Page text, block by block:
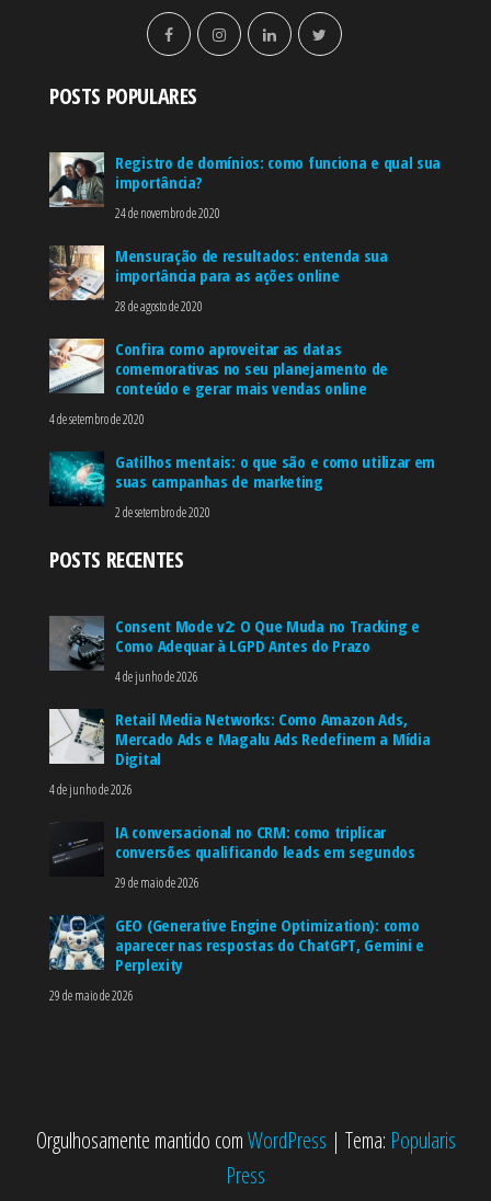
POSTS POPULARES
Registro de domínios: como funciona e qual sua
importância?
24 de novembro de 2020
Mensuração de resultados: entenda sua
importância para as ações online
28 de agosto de 2020
Confira como aproveitar as datas
comemorativas no seu planejamento de
conteúdo e gerar mais vendas online
4 de setembro de 2020
Gatilhos mentais: o que são e como utilizar em
suas campanhas de marketing
2 de setembro de 2020
POSTS RECENTES
Consent Mode v2: O Que Muda no Tracking e
Como Adequar à LGPD Antes do Prazo
4 de junho de 2026
Retail Media Networks: Como Amazon Ads,
Mercado Ads e Magalu Ads Redefinem a Mídia
Digital
4 de junho de 2026
IA conversacional no CRM: como triplicar
conversões qualificando leads em segundos
29 de maio de 2026
GEO (Generative Engine Optimization): como
aparecer nas respostas do ChatGPT, Gemini e
Perplexity
29 de maio de 2026
Orgulhosamente mantido comWordPress | Tema: Popularis
Press